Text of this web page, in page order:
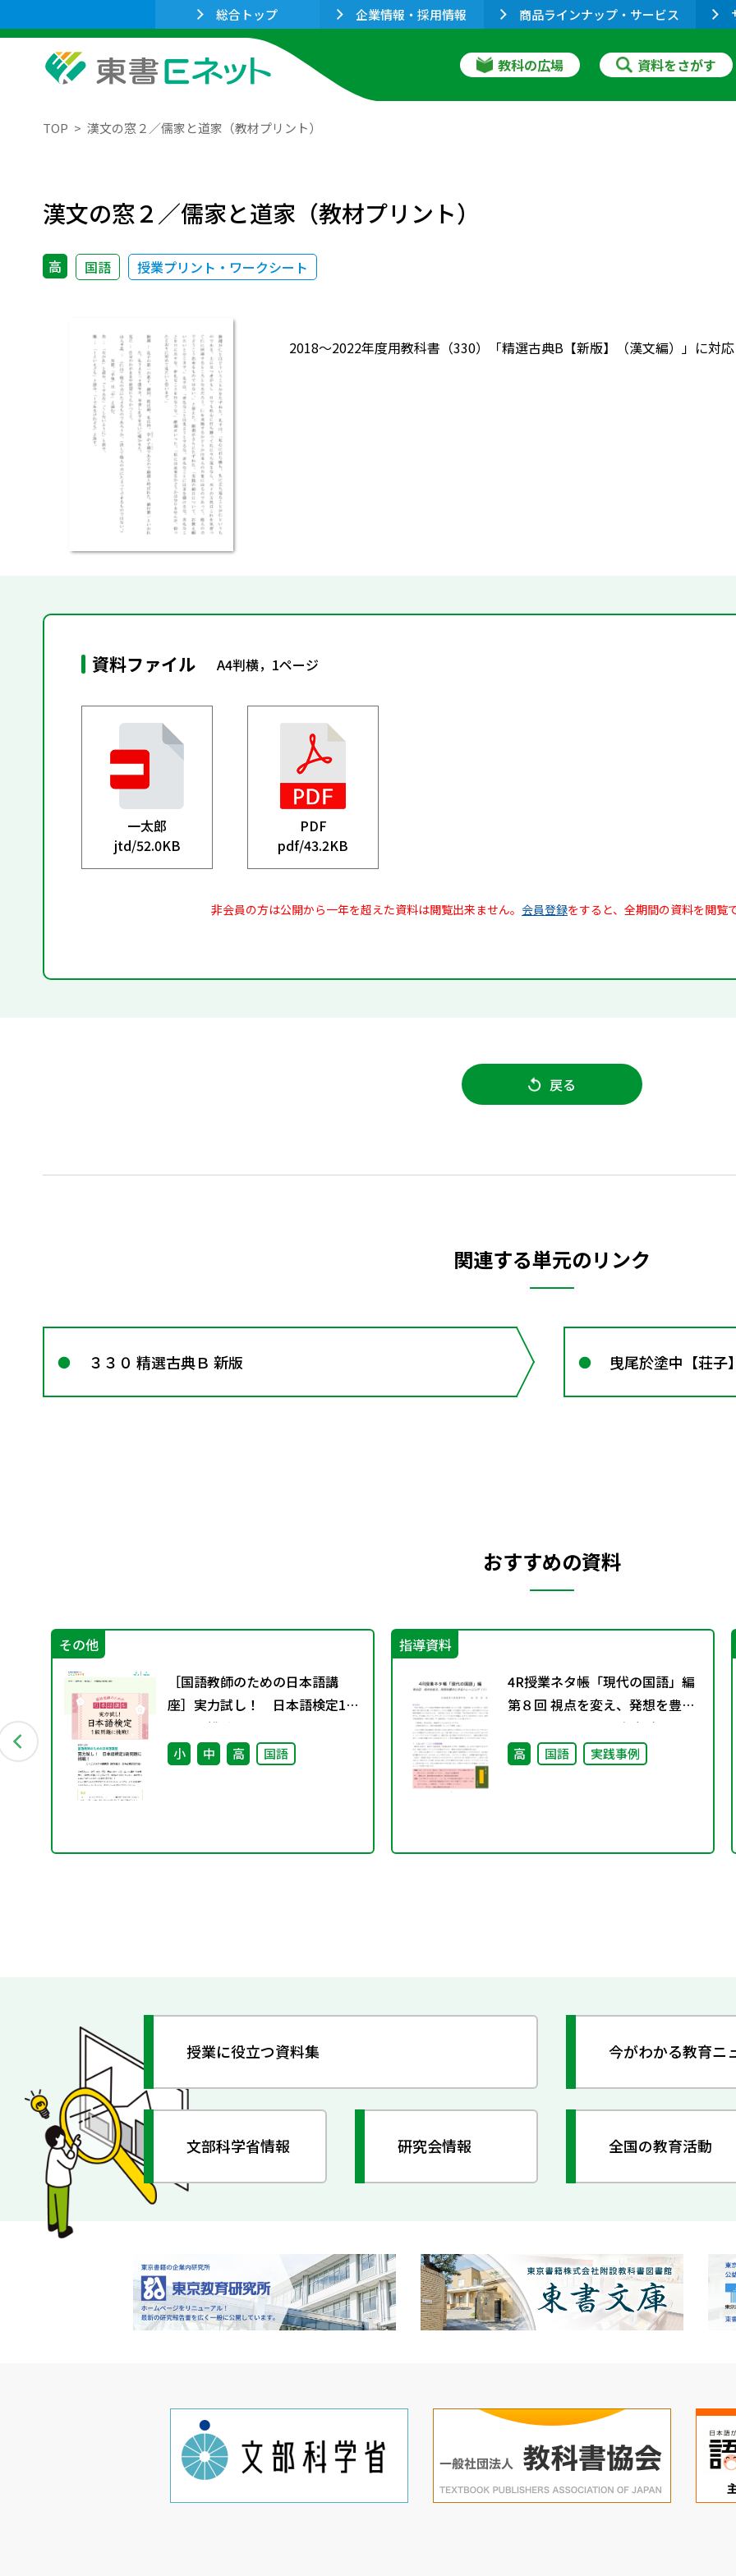
総合トップ 企業情報・採用情報 商品ラインナップ・サービス
教科の広場 資料をさがす
TOP 漢文の窓２／儒家と道家（教材プリント）
漢文の窓２／儒家と道家（教材プリント）
高 国語 授業プリント・ワークシート
2018～2022年度用教科書（330）「精選古典B【新版】（漢文編）」に対
資料ファイル A4判横，1ページ
一太郎
jtd/52.0KB
PDF
pdf/43.2KB
非会員の方は公開から一年を超えた資料は閲覧出来ません。 会員登録をすると、全期間の資料を閲覧
戻る
関連する単元のリンク
３３０ 精選古典Ｂ 新版 曳尾於塗中【荘子
おすすめの資料
その他
［国語教師のための日本語講
座］実力試し！ 日本語検定1級
問題に挑戦！
小 中 高 国語
指導資料
4R授業ネタ帳「現代の国語」編
第８回 視点を変え、発想を豊か
にするトレーニング（１）
高 国語 実践事例
授業に役立つ資料集 今がわかる教育ニ
文部科学省情報 研究会情報 全国の教育活動